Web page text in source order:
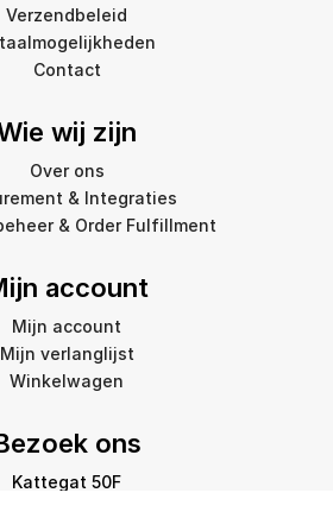
Verzendbeleid
Contact
wij zijn
Over ons
& Integraties
& Order Fulfillment
account
Mijn account
Mijn verlanglijst
Winkelwagen
ons
Kattegat 50F